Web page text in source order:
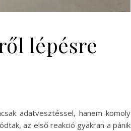
lépésre
adatvesztéssel, hanem komoly
az első reakció gyakran a pánik